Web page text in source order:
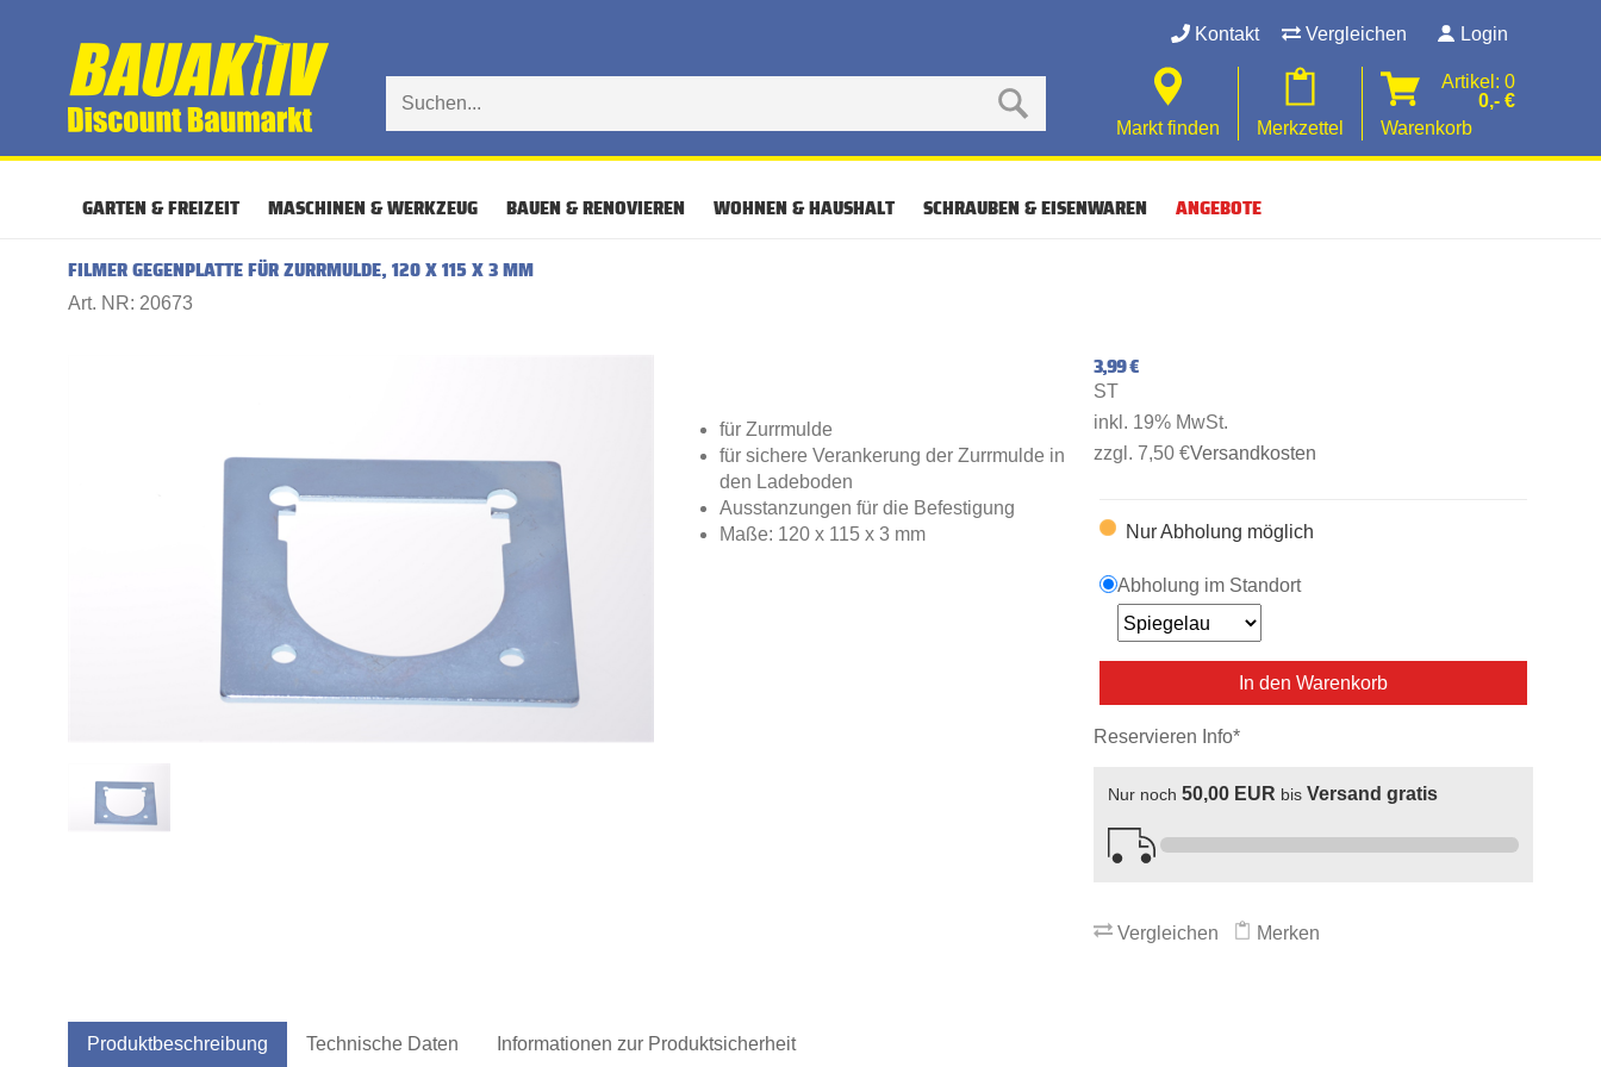
Kontakt Vergleichen Login
Markt finden Merkzettel
Artikel: 0
0,- €
Warenkorb
GARTEN & FREIZEIT MASCHINEN & WERKZEUG BAUEN & RENOVIEREN WOHNEN & HAUSHALT SCHRAUBEN & EISENWAREN ANGEBOTE
FILMER GEGENPLATTE FÜR ZURRMULDE, 120 X 115 X 3 MM
Art. NR: 20673
für Zurrmulde
für sichere Verankerung der Zurrmulde in
den Ladeboden
Ausstanzungen für die Befestigung
Maße: 120 x 115 x 3 mm
3,99 €
ST
inkl. 19% MwSt.
zzgl. 7,50 €Versandkosten
Nur Abholung möglich
Abholung im Standort
In den Warenkorb
Reservieren Info*
Nur noch 50,00 EUR bis Versand gratis
Vergleichen Merken
Produktbeschreibung Technische Daten Informationen zur Produktsicherheit